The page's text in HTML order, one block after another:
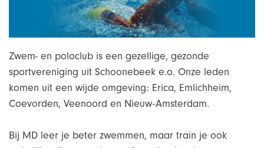
Zwem- en poloclub is een gezellige, gezonde
sportvereniging uit Schoonebeek e.o. Onze leden
komen uit een wijde omgeving: Erica, Emlichheim,
Coevorden, Veenoord en Nieuw-Amsterdam.
Bij MD leer je beter zwemmen, maar train je ook